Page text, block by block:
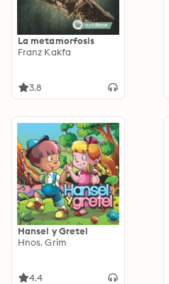
La metamorfosis
Franz Kakfa
3.8
Hansel y Gretel
Hnos. Grim
4.4